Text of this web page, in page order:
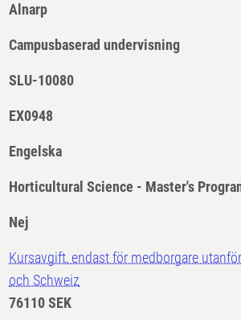
Alnarp
Campusbaserad undervisning
SLU-10080
EX0948
Engelska
Horticultural Science - Master's
Nej
Kursavgift, endast för medborgare utanför
och Schweiz
76110 SEK